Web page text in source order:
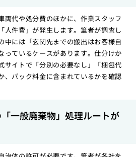
両代や処分費のほかに、作業スタッフ
人件費」が発生します。筆者が調査し
中には「玄関先までの搬出はお客様自
っているケースがあります。仕分けか
サイトで「分別の必要なし」「梱包代
、パック料金に含まれているかを確認
一般廃棄物」処理ルートが